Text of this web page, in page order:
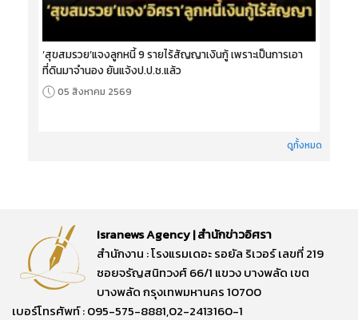
‘สุขสมรวย’แจงลูกหนี้ 9 รายไร้สัญญาเงินกู้ เพราะเป็นการเอา
ที่ดินมาจำนอง ยันแจ้งป.ป.ช.แล้ว
05 สิงหาคม 2569
ดูทั้งหมด
Isranews Agency | สำนักข่าวอิศรา
สำนักงาน : โรงแรมเดอะ รอยัล ริเวอร์ เลขที่ 219
ซอยจรัญสนิทวงศ์ 66/1 แขวง บางพลัด เขต
บางพลัด กรุงเทพมหานคร 10700
เบอร์โทรศัพท์ : 095-575-8881,02-2413160-1